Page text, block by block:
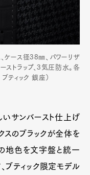
ケース径38㎜、パワーリザ
ストラップ、3気圧防水。各
ティック 銀座）
サンバースト仕上げ
スのブラックが全体を
地色を文字盤と統一
ブティック限定モデル